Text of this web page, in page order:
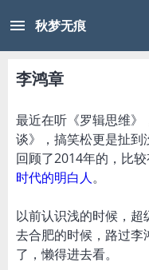
menu 秋梦无痕
李鸿章
最近在听《罗辑思维
谈》，搞笑松更是扯到
回顾了2014年的，比
时代的明白人。
以前认识浅的时候，超
去合肥的时候，路过
了，懒得进去看。